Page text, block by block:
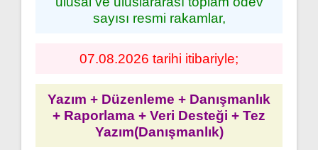
sayısı resmi rakamlar,
07.08.2026 tarihi itibariyle;
Yazım + Düzenleme + Danışmanlık
+ Raporlama + Veri Desteği + Tez
Yazım(Danışmanlık)